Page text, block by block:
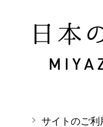
日本のひなた
サイトのご利